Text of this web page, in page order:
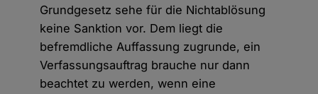
Grundgesetz sehe für die Nichtablösung
keine Sanktion vor. Dem liegt die
befremdliche Auffassung zugrunde, ein
Verfassungsauftrag brauche nur dann
beachtet zu werden, wenn eine